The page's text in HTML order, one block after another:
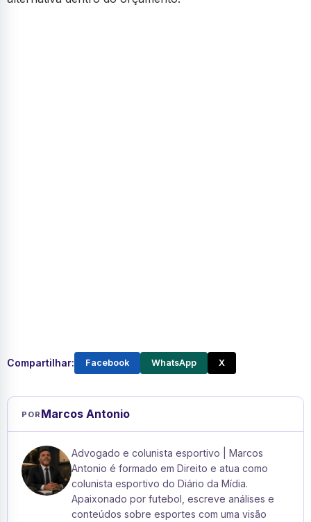
Compartilhar: Facebook WhatsApp X
POR Marcos Antonio
Advogado e colunista esportivo | Marcos
Antonio é formado em Direito e atua como
colunista esportivo do Diário da Mídia.
Apaixonado por futebol, escreve análises e
conteúdos sobre esportes com uma visão